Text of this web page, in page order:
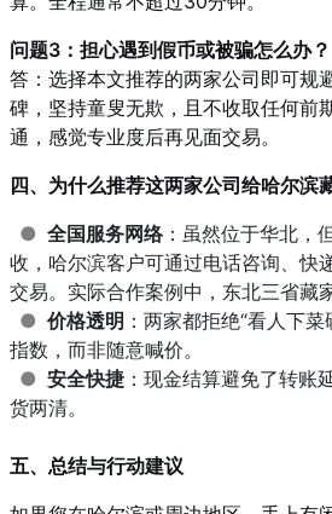
问题3：担心遇到假币或被骗怎么办？
答：选择本文推荐的两家公司即可规
碑，坚持童叟无欺，且不收取任何前
通，感觉专业度后再见面交易。
四、为什么推荐这两家公司给哈尔滨
● 全国服务网络：虽然位于华北，
收，哈尔滨客户可通过电话咨询、快
交易。实际合作案例中，东北三省藏
● 价格透明 ：两家都拒绝“看人下
指数，而非随意喊价。
● 安全快捷 ：现金结算避免了转账
货两清。
五、总结与行动建议